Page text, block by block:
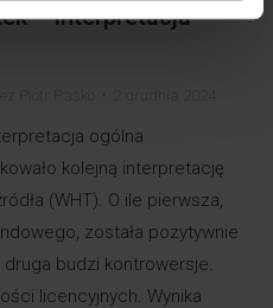
– interpretacja
ogólna
kolejną interpretację
(WHT). O ile pierwsza,
została pozytywnie
budzi kontrowersje.
licencyjnych. Wynika